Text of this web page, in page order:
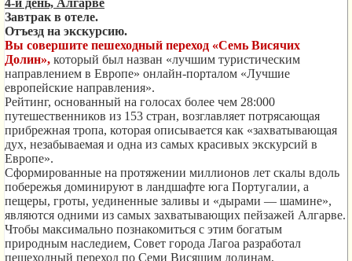
4-й день, Алгарве
Завтрак в отеле.
Отъезд на экскурсию.
Вы совершите пешеходный переход «Семь Висячих
Долин», который был назван «лучшим туристическим
направлением в Европе» онлайн-порталом «Лучшие
европейские направления».
Рейтинг, основанный на голосах более чем 28:000
путешественников из 153 стран, возглавляет потрясающая
прибрежная тропа, которая описывается как «захватывающая
дух, незабываемая и одна из самых красивых экскурсий в
Европе».
Сформированные на протяжении миллионов лет скалы вдоль
побережья доминируют в ландшафте юга Португалии, а
пещеры, гроты, уединенные заливы и «дырами — шамине»,
являются одними из самых захватывающих пейзажей Алгарве.
Чтобы максимально познакомиться с этим богатым
природным наследием, Совет города Лагоа разработал
пешеходный переход по Семи Висящим долинам,